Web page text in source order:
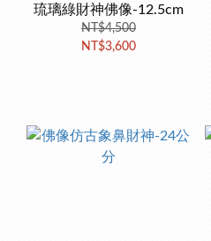
琉璃綠財神佛像-12.5cm
NT$4,500
NT$3,600